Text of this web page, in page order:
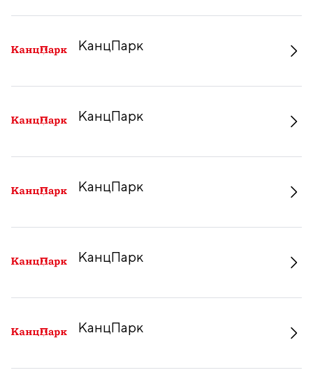
КанцПарк
КанцПарк
КанцПарк
КанцПарк
КанцПарк